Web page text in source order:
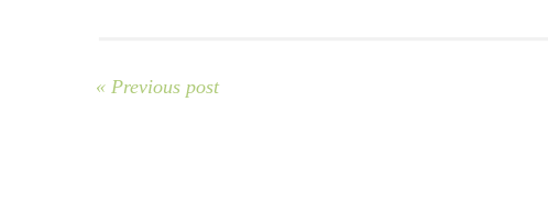
« Previous post